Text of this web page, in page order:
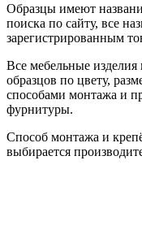
Образцы имеют
поиска по сайту, все
зарегистрированным
Все мебельные изделия
образцов по цвету,
способами монтажа и
фурнитуры.
Способ монтажа и
выбирается